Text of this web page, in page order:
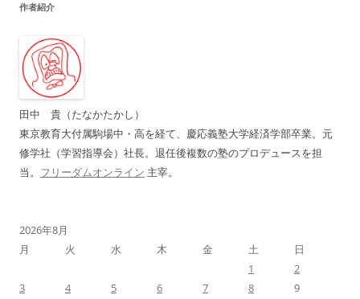
ゲ
シ
ョ
作者紹介
田中 貴（たなかたかし）
東京教育大付属駒場中・高を経て、慶応義塾大学経済学部卒業。元
修学社（学習指導会）社長。退任後複数の塾のプロデュースを担
当。 フリーダムオンライン 主宰。
2026年8月
月
火 水 木 金 土
日
1
2
3
4 5 6 7 8
9